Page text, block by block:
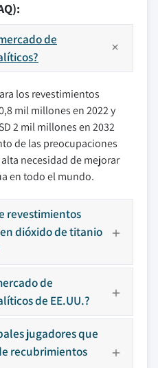
de
los revestimientos
mil millones en 2022 y
2 mil millones en 2032
de las preocupaciones
necesidad de mejorar
en todo el mundo.
revestimientos
dióxido de titanio
de
de EE.UU.?
jugadores que
recubrimientos